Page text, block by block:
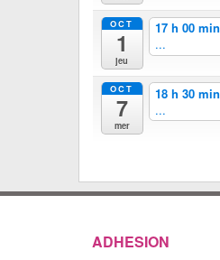
OCT
1
jeu
17 h 00 min
...
OCT
7
mer
18 h 30 min
...
ADHESION